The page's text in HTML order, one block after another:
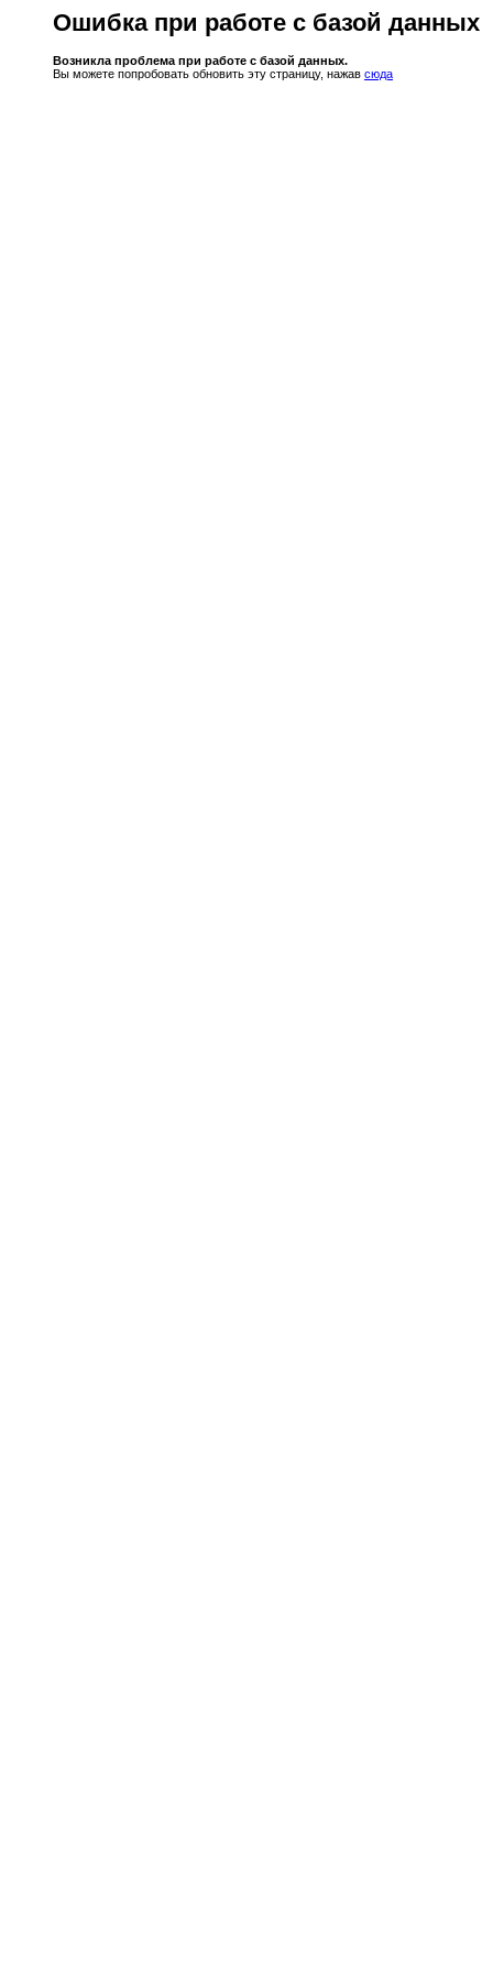
Ошибка при работе с базой данных
Возникла проблема при работе с базой данных.
Вы можете попробовать обновить эту страницу, нажав сюда